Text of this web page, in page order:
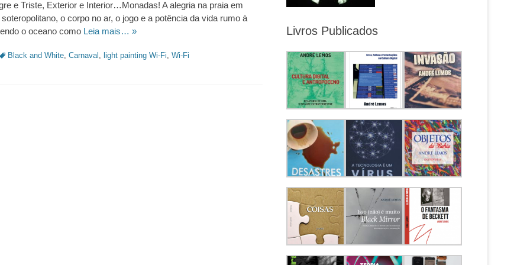
e Triste, Exterior e Interior…Monadas! A alegria na praia em
o corpo no ar, o jogo e a potência da vida rumo à
o oceano como Leia mais… »
Black and White, Carnaval , light painting Wi-Fi, Wi-Fi
Livros Publicados